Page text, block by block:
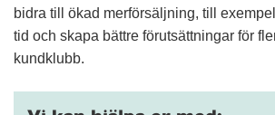
bidra till ökad merförsäljning, till
tid och skapa bättre förutsättningar för
kundklubb.